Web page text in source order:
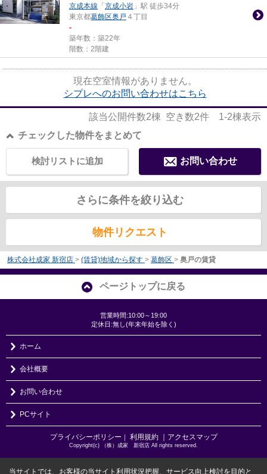
京成本線 「 京成小岩 」駅 徒歩34分
東京都葛飾区奥戸 ４丁目
-
築年数：築22年
階数：2階建
現在空室情報がありません。
シプレへのお問い合わせはこちら
該当公開件数2棟 空き数2件 1-2棟表示
チェックした物件をまとめて
お問い合わせ
検討リストに追加
さらに条件を絞り込む
物件リクエスト
株式会社成家 新宿店 > (賃貸)地域から探す > 葛飾区 > 奥戸の賃貸
ページトップに戻る
営業時間:10:00～19:00
定休日:無し(年末年始を除く)
ホーム
会社概要
お問い合わせ
PCサイト
プライバシーポリシー ｜ 利用規約 ｜アクセスマップ
Copyright(c) （株）成家 新宿店 All rights reserved.
当サイトでは、お客様の当サイト利用状況把握、サービス向上検討を目的と